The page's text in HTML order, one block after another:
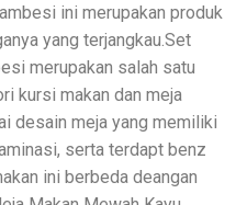
ini merupakan produk
yang terjangkau.Set
merupakan salah satu
kursi makan dan meja
desain meja yang memiliki
serta terdapt benz
ini berbeda deangan